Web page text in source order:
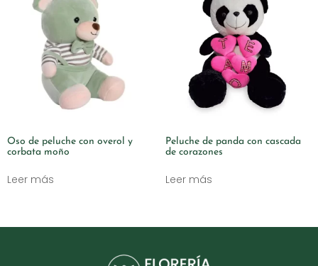
Oso de peluche con overol y
corbata moño
Leer más
Peluche de panda con cascada
de corazones
Leer más